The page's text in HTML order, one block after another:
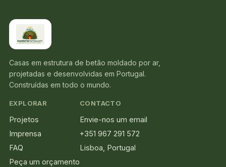
Casas em estrutura de betão moldado por ar,
projetadas e desenvolvidas em Portugal.
Construídas em todo o mundo.
EXPLORAR
Projetos
Imprensa
FAQ
Peça um orçamento
CONTACTO
Envie-nos um email
+351 967 291 572
Lisboa, Portugal